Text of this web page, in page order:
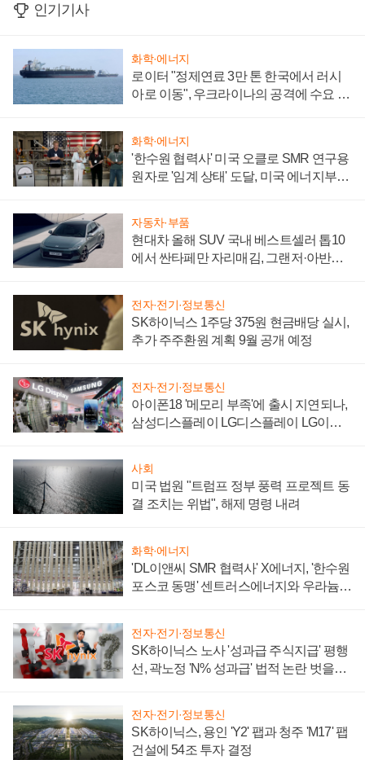
인기기사
화학·에너지
로이터 "정제연료 3만 톤 한국에서 러시
아로 이동", 우크라이나의 공격에 수요 늘
화학·에너지
'한수원 협력사' 미국 오클로 SMR 연구용
원자로 '임계 상태' 도달, 미국 에너지부
자동차·부품
현대차 올해 SUV 국내 베스트셀러 톱10
에서 싼타페만 자리매김, 그랜저·아반떼
전자·전기·정보통신
SK하이닉스 1주당 375원 현금배당 실시,
추가 주주환원 계획 9월 공개 예정
전자·전기·정보통신
아이폰18 '메모리 부족'에 출시 지연되나,
삼성디스플레이 LG디스플레이 LG이노
사회
미국 법원 "트럼프 정부 풍력 프로젝트 동
결 조치는 위법", 해제 명령 내려
화학·에너지
'DL이앤씨 SMR 협력사' X에너지, '한수원
포스코 동맹' 센트러스에너지와 우라늄
전자·전기·정보통신
SK하이닉스 노사 '성과급 주식지급' 평행
선, 곽노정 'N% 성과급' 법적 논란 벗을지
전자·전기·정보통신
SK하이닉스, 용인 'Y2' 팹과 청주 'M17' 팹
건설에 54조 투자 결정